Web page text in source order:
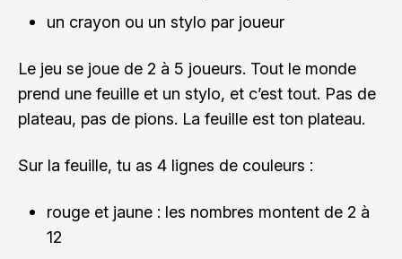
un crayon ou un stylo par joueur
Le jeu se joue de 2 à 5 joueurs. Tout le monde
prend une feuille et un stylo, et c’est tout. Pas de
plateau, pas de pions. La feuille est ton plateau.
Sur la feuille, tu as 4 lignes de couleurs :
rouge et jaune : les nombres montent de 2 à
12